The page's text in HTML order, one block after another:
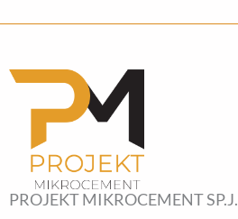
PROJEKT MIKROCEMENT SP.J.